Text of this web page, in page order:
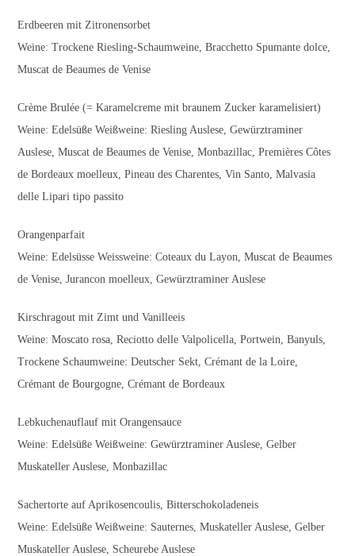
Erdbeeren mit Zitronensorbet
Weine: Trockene Riesling-Schaumweine, Bracchetto Spumante dolce,
Muscat de Beaumes de Venise
Crème Brulée (= Karamelcreme mit braunem Zucker karamelisiert)
Weine: Edelsüße Weißweine: Riesling Auslese, Gewürztraminer
Auslese, Muscat de Beaumes de Venise, Monbazillac, Premières Côtes
de Bordeaux moelleux, Pineau des Charentes, Vin Santo, Malvasia
delle Lipari tipo passito
Orangenparfait
Weine: Edelsüsse Weissweine: Coteaux du Layon, Muscat de Beaumes
de Venise, Jurancon moelleux, Gewürztraminer Auslese
Kirschragout mit Zimt und Vanilleeis
Weine: Moscato rosa, Reciotto delle Valpolicella, Portwein, Banyuls,
Trockene Schaumweine: Deutscher Sekt, Crémant de la Loire,
Crémant de Bourgogne, Crémant de Bordeaux
Lebkuchenauflauf mit Orangensauce
Weine: Edelsüße Weißweine: Gewürztraminer Auslese, Gelber
Muskateller Auslese, Monbazillac
Sachertorte auf Aprikosencoulis, Bitterschokoladeneis
Weine: Edelsüße Weißweine: Sauternes, Muskateller Auslese, Gelber
Muskateller Auslese, Scheurebe Auslese